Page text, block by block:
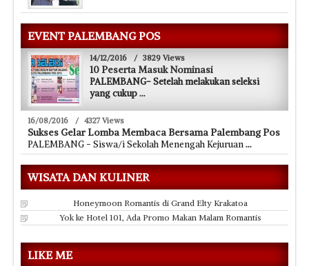
EVENT PALEMBANG POS
14/12/2016 / 3829 Views
10 Peserta Masuk Nominasi
PALEMBANG- Setelah melakukan seleksi
yang cukup...
16/08/2016 / 4327 Views
Sukses Gelar Lomba Membaca Bersama Palembang Pos
PALEMBANG - Siswa/i Sekolah Menengah Kejuruan...
WISATA DAN KULINER
Honeymoon Romantis di Grand Elty Krakatoa
Yok ke Hotel 101, Ada Promo Makan Malam Romantis
LIKE ME